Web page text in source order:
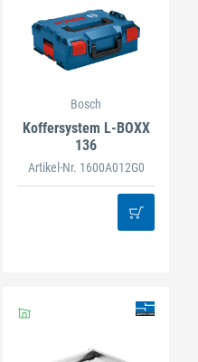
Bosch
Koffersystem L-BOXX
136
Artikel-Nr. 1600A012G0